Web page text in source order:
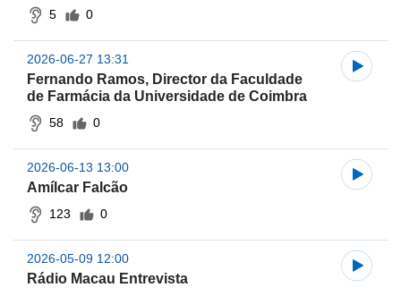
5 0
2026-06-27 13:31
Fernando Ramos, Director da Faculdade
de Farmácia da Universidade de Coimbra
58 0
2026-06-13 13:00
Amílcar Falcão
123 0
2026-05-09 12:00
Rádio Macau Entrevista